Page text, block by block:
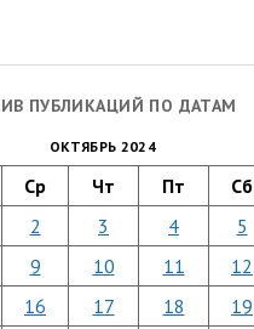
ПУБЛИКАЦИЙ ПО ДАТАМ
ОКТЯБРЬ 2024
Ср Чт Пт Сб
2 3 4 5
9 10 11 12
16 17 18 19